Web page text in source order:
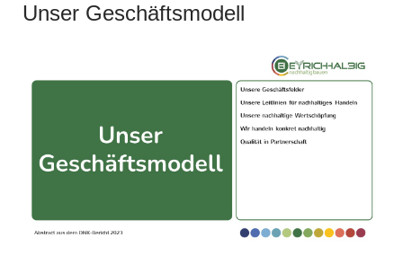
Unser Geschäftsmodell